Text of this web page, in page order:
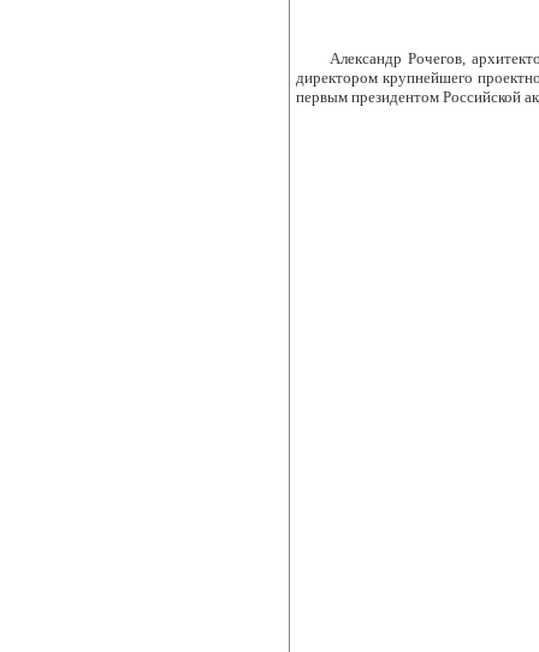
Александр Рочегов,
директором крупнейшего
первым президентом Российской